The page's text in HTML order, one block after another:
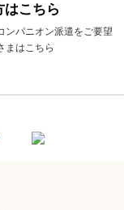
はこちら
ンパニオン派遣をご要望
まはこちら